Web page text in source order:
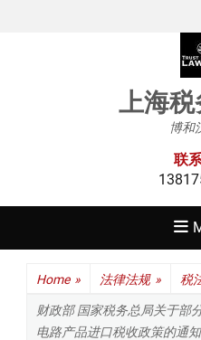
上海
博和
联
Home » 法律法规 » 税
财政部 国家税务总局关于部
电路产品进口税收政策的通知